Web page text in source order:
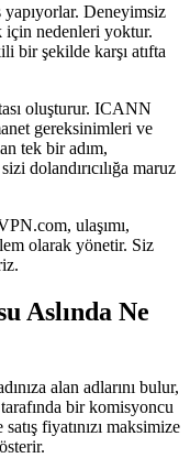
yapıyorlar. Deneyimsiz
için nedenleri yoktur.
bir şekilde karşı atıfta
oluşturur. ICANN
gereksinimleri ve
tek bir adım,
dolandırıcılığa maruz
ulaşımı,
olarak yönetir. Siz
Aslında Ne
alan adlarını bulur,
bir komisyoncu
fiyatınızı maksimize